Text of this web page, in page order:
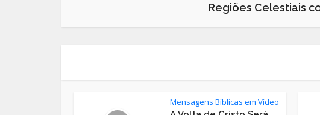
Regiões Celestiais
Mensagens Bíblicas em Vídeo